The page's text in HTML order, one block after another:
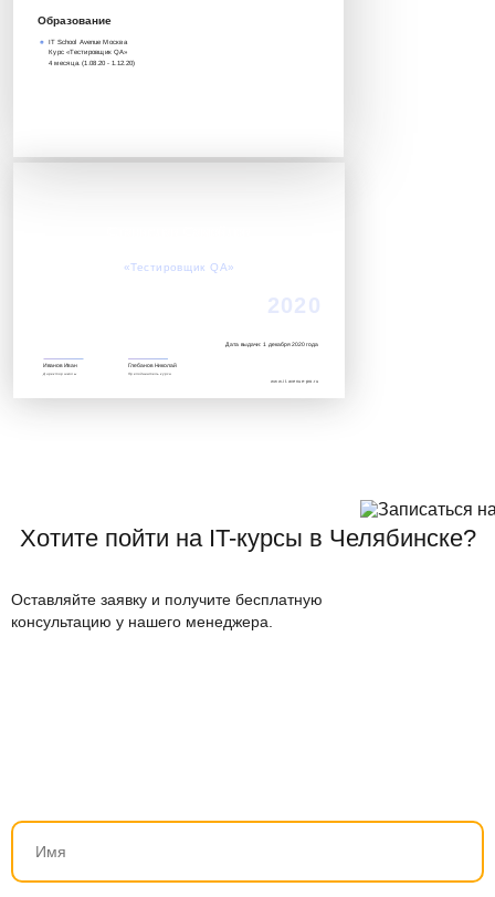
Образование
IT School Avenue Москва
Курс «Тестировщик QA»‎
4 месяца. (1.08.20 - 1.12.20)
«Тестировщик QA»‎
2020
Дата выдачи: 1 декабря 2020 года
www.it.avenue-pro.ru
Иванов Иван
Директор школы
Глебанов Николай
Преподаватель курса
Хотите пойти на IT-курсы в Челябинске?
Оставляйте заявку и получите бесплатную
консультацию у нашего менеджера.